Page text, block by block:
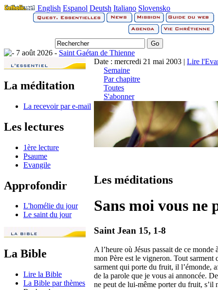
English Espanol Deutsh Italiano Slovensko
7 août 2026 - Saint Gaétan de Thienne
La méditation
La recevoir par e-mail
Les lectures
1ère lecture
Psaume
Evangile
Approfondir
L'homélie du jour
Le saint du jour
La Bible
Lire la Bible
La Bible par thèmes
Date : mercredi 21 mai 2003 | Lire
Semaine
Par chapitre
Toutes
S'abonner
Les méditations
Sans moi vous ne
Saint Jean 15, 1-8
A l’heure où Jésus passait de ce
mon Père est le vigneron. Tout
sarment qui porte du fruit, il l’émonde,
de la parole que je vous ai annoncée.
ne peut de lui-même porter du fruit, s’il